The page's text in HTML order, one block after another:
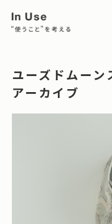
ユーズドムーン
アーカイブ